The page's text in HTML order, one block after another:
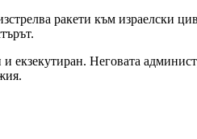
ракети към израелски
Неговата